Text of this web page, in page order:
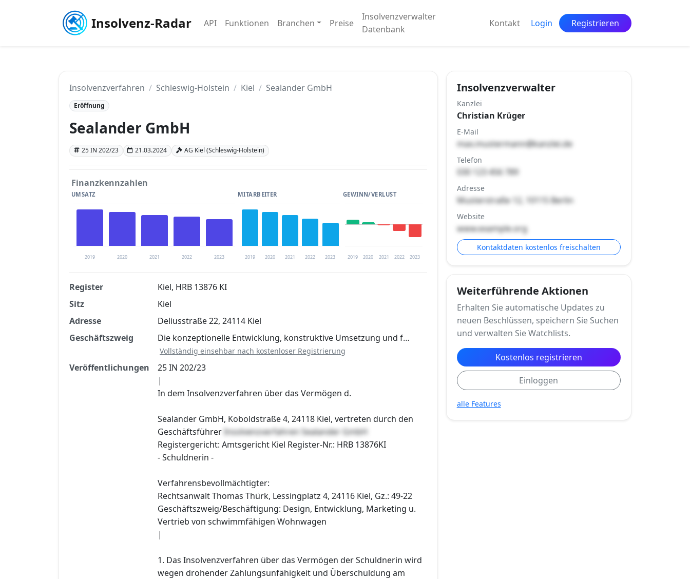
Insolvenz-Radar API Funktionen Branchen Preise
Insolvenzverwalter
Datenbank
Kontakt Login Registrieren
Insolvenzverfahren Schleswig-Holstein Kiel Sealander GmbH
Eröffnung
Sealander GmbH
25 IN 202/23 21.03.2024 AG Kiel (Schleswig-Holstein)
Finanzkennzahlen
UMSATZ
2019 2020 2021 2022 2023
MITARBEITER
2019 2020 2021 2022 2023
GEWINN/VERLUST
2019 2020 2021 2022 2023
Finanzkennzahlen nach kostenloser Registrierung verfügbar
Jetzt kostenlos registrieren
Register
Kiel, HRB 13876 KI
Sitz
Kiel
Adresse
Deliusstraße 22, 24114 Kiel
Geschäftszweig
Die konzeptionelle Entwicklung, konstruktive Umsetzung und f…
Vollständig einsehbar nach kostenloser Registrierung
Veröffentlichungen
25 IN 202/23
|
In dem Insolvenzverfahren über das Vermögen d.
Sealander GmbH, Koboldstraße 4, 24118 Kiel, vertreten durch den
Geschäftsführer Insolvenzverfahren Sealander GmbH
Registergericht: Amtsgericht Kiel Register-Nr.: HRB 13876KI
- Schuldnerin -
Verfahrensbevollmächtigter:
Rechtsanwalt Thomas Thürk, Lessingplatz 4, 24116 Kiel, Gz.: 49-22
Geschäftszweig/Beschäftigung: Design, Entwicklung, Marketing u.
Vertrieb von schwimmfähigen Wohnwagen
|
1. Das Insolvenzverfahren über das Vermögen der Schuldnerin wird
wegen drohender Zahlungsunfähigkeit und Überschuldung am
Insolvenzverwalter
Kanzlei
Christian Krüger
E-Mail
max.mustermann@kanzlei.de
Telefon
030 123 456 789
Adresse
Musterstraße 12, 10115 Berlin
Website
www.example.org
Kontaktdaten kostenlos freischalten
Weiterführende Aktionen
Erhalten Sie automatische Updates zu
neuen Beschlüssen, speichern Sie Suchen
und verwalten Sie Watchlists.
Kostenlos registrieren
Einloggen
alle Features